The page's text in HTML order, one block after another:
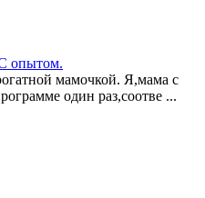
опытом.
мамочкой. Я,мама с
один раз,соотве ...